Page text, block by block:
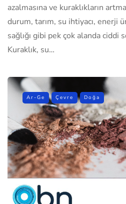
azalmasına ve kuraklıkların
durum, tarım, su ihtiyacı, enerji
sağlığı gibi pek çok alanda ciddi
Kuraklık, su…
Ar-Ge Çevre Doğa